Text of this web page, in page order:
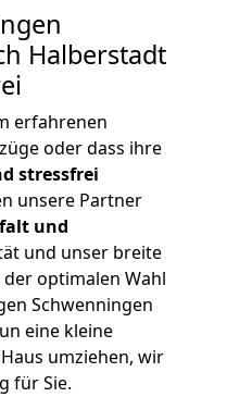
Halberstadt
erfahrenen
oder dass ihre
stressfrei
unsere Partner
und
und unser breite
optimalen Wahl
Schwenningen
eine kleine
umziehen, wir
für Sie.